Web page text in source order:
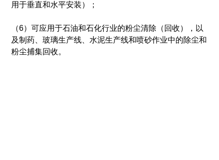
用于垂直和水平安装）；
（6）可应用于石油和石化行业的粉尘清除（回收），以
及制药、玻璃生产线、水泥生产线和喷砂作业中的除尘和
粉尘捕集回收。